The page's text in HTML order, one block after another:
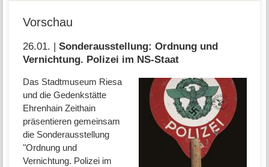
Vorschau
26.01. | Sonderausstellung: Ordnung und
Vernichtung. Polizei im NS-Staat
Das Stadtmuseum Riesa
und die Gedenkstätte
Ehrenhain Zeithain
präsentieren gemeinsam
die Sonderausstellung
"Ordnung und
Vernichtung. Polizei im